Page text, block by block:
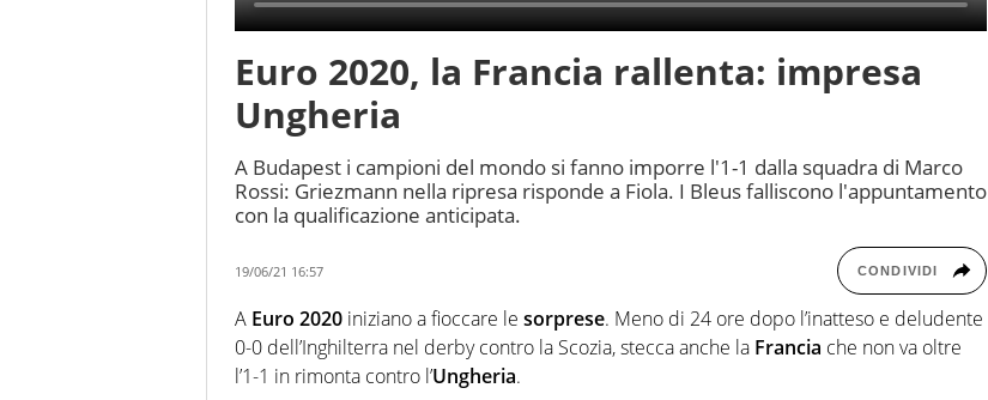
Euro 2020, la Francia rallenta: impresa
Ungheria
A Budapest i campioni del mondo si fanno imporre l'1-1 dalla squadra di Marco
Rossi: Griezmann nella ripresa risponde a Fiola. I Bleus falliscono l'appuntamento
con la qualificazione anticipata.
19/06/21 16:57 CONDIVIDI
A Euro 2020 iniziano a fioccare le sorprese. Meno di 24 ore dopo l’inatteso e deludente
0-0 dell’Inghilterra nel derby contro la Scozia, stecca anche la Francia che non va oltre
l’1-1 in rimonta contro l’Ungheria.